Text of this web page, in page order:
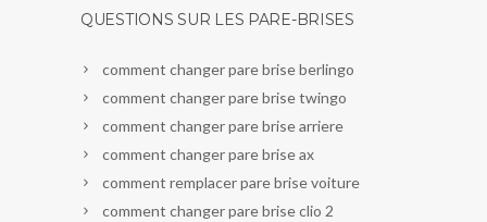
QUESTIONS SUR LES PARE-BRISES
comment changer pare brise berlingo
comment changer pare brise twingo
comment changer pare brise arriere
comment changer pare brise ax
comment remplacer pare brise voiture
comment changer pare brise clio 2